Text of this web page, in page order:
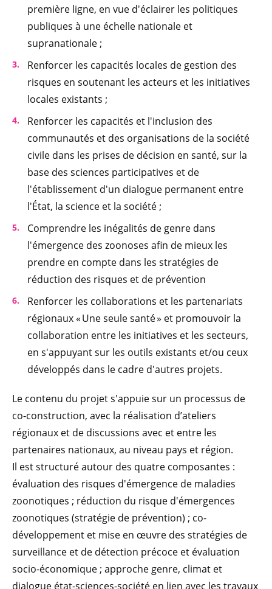
première ligne, en vue d'éclairer les politiques
publiques à une échelle nationale et
supranationale ;
Renforcer les capacités locales de gestion des
risques en soutenant les acteurs et les initiatives
locales existants ;
Renforcer les capacités et l'inclusion des
communautés et des organisations de la société
civile dans les prises de décision en santé, sur la
base des sciences participatives et de
l'établissement d'un dialogue permanent entre
l'État, la science et la société ;
Comprendre les inégalités de genre dans
l'émergence des zoonoses afin de mieux les
prendre en compte dans les stratégies de
réduction des risques et de prévention
Renforcer les collaborations et les partenariats
régionaux « Une seule santé » et promouvoir la
collaboration entre les initiatives et les secteurs,
en s'appuyant sur les outils existants et/ou ceux
développés dans le cadre d'autres projets.
Le contenu du projet s'appuie sur un processus de
co-construction, avec la réalisation d’ateliers
régionaux et de discussions avec et entre les
partenaires nationaux, au niveau pays et région.
Il est structuré autour des quatre composantes :
évaluation des risques d'émergence de maladies
zoonotiques ; réduction du risque d'émergences
zoonotiques (stratégie de prévention) ; co-
développement et mise en œuvre des stratégies de
surveillance et de détection précoce et évaluation
socio-économique ; approche genre, climat et
dialogue état-sciences-société en lien avec les travaux